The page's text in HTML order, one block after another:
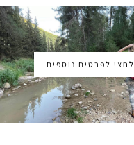
לחצי לפרטים נוספים